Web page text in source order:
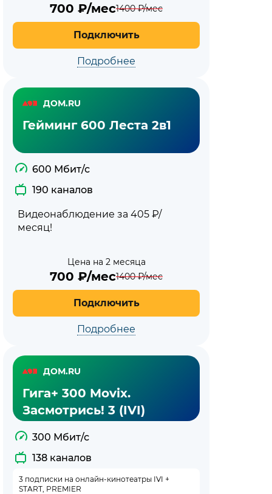
700 ₽/мес1400₽/мес
Подключить
Подробнее
ДОМ.RU
Гейминг 600 Леста 2в1
600 Мбит/с
190 каналов
Видеонаблюдение за 405 ₽/
месяц!
Цена на 2 месяца
700 ₽/мес1400₽/мес
Подключить
Подробнее
ДОМ.RU
Гига+ 300 Movix.
Засмотрись! 3 (IVI)
300 Мбит/с
138 каналов
3 подписки на онлайн-кинотеатры IVI +
START, PREMIER